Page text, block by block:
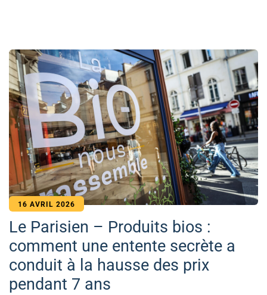
16 AVRIL 2026
Le Parisien – Produits bios :
comment une entente secrète a
conduit à la hausse des prix
pendant 7 ans